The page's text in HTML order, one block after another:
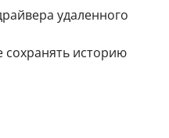
удаленного
сохранять историю